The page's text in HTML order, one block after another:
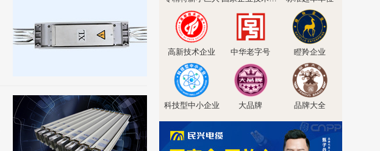
高新技术企业 中华老字号 瞪羚企业
科技型中小企业 大品牌 品牌大全